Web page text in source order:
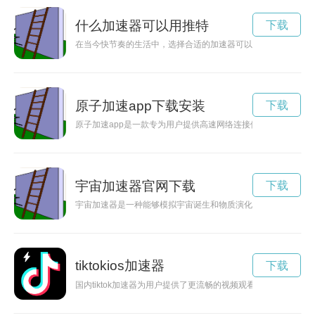
什么加速器可以用推特
在当今快节奏的生活中，选择合适的加速器可以为我们的日常
下载
原子加速app下载安装
原子加速app是一款专为用户提供高速网络连接体验的应用软
下载
宇宙加速器官网下载
宇宙加速器是一种能够模拟宇宙诞生和物质演化的重要工具，
下载
tiktokios加速器
国内tiktok加速器为用户提供了更流畅的视频观看体验，让用户
下载